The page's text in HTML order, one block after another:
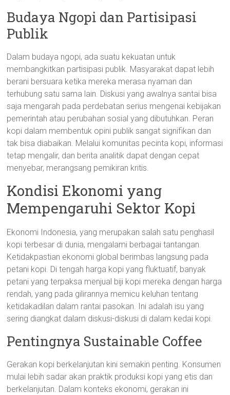
Budaya Ngopi dan Partisipasi
Publik
Dalam budaya ngopi, ada suatu kekuatan untuk
membangkitkan partisipasi publik. Masyarakat dapat lebih
berani bersuara ketika mereka merasa nyaman dan
terhubung satu sama lain. Diskusi yang awalnya santai bisa
saja mengarah pada perdebatan serius mengenai kebijakan
pemerintah atau perubahan sosial yang dibutuhkan. Peran
kopi dalam membentuk opini publik sangat signifikan dan
tak bisa diabaikan. Melalui komunitas pecinta kopi, informasi
tetap mengalir, dan berita analitik dapat dengan cepat
menyebar, merangsang pemikiran kritis.
Kondisi Ekonomi yang
Mempengaruhi Sektor Kopi
Ekonomi Indonesia, yang merupakan salah satu penghasil
kopi terbesar di dunia, mengalami berbagai tantangan.
Ketidakpastian ekonomi global berimbas langsung pada
petani kopi. Di tengah harga kopi yang fluktuatif, banyak
petani yang terpaksa menjual biji kopi mereka dengan harga
rendah, yang pada gilirannya memicu keluhan tentang
ketidakadilan dalam rantai pasokan. Ini adalah isu yang
sering diangkat dalam diskusi-diskusi di dalam kedai kopi.
Pentingnya Sustainable Coffee
Gerakan kopi berkelanjutan kini semakin penting. Konsumen
mulai lebih sadar akan praktik produksi kopi yang etis dan
berkelanjutan. Dalam konteks ekonomi, gerakan ini